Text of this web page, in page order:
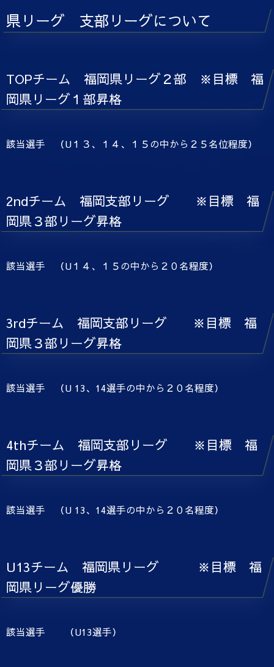
県リーグ 支部リーグについて
TOPチーム 福岡県リーグ２部 ※目標 福
岡県リーグ１部昇格
該当選手 （U１３、１４、１５の中から２５名位程度）
2ndチーム 福岡支部リーグ ※目標 福
岡県３部リーグ昇格
該当選手 （U１４、１５の中から２０名程度）
3rdチーム 福岡支部リーグ ※目標 福
岡県３部リーグ昇格
該当選手 （U 13、14選手の中から２０名程度）
4thチーム 福岡支部リーグ ※目標 福
岡県３部リーグ昇格
該当選手 （U 13、14選手の中から２０名程度）
U13チーム 福岡県リーグ ※目標 福
岡県リーグ優勝
該当選手 （U13選手）